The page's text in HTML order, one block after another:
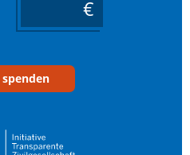
spenden